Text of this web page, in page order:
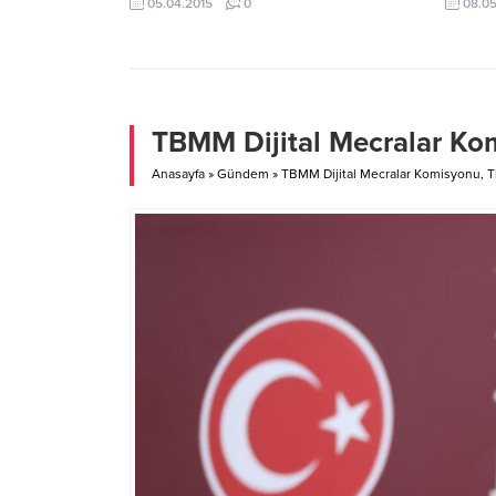
beri tek kapılı olması eleştiriliyordu.
05.04.2015 0
16:48
TBMM Dijital Mecralar
Anasayfa » Gündem » TBMM Dijital Mecralar Komisyonu,